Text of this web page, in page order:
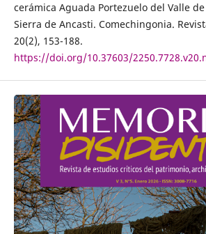
cerámica Aguada Portezuelo del Valle
Sierra de Ancasti. Comechingonia.
20(2), 153-188.
https://doi.org/10.37603/